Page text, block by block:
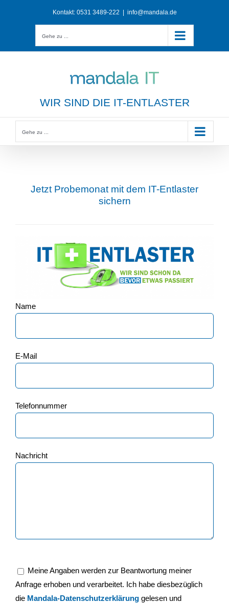
Kontakt: 0531 3489-222 info@mandala.de
Gehe zu ...
WIR SIND DIE IT-ENTLASTER
Gehe zu ...
Jetzt Probemonat mit dem IT-Entlaster
sichern
Name
E-Mail
Telefonnummer
Nachricht
Meine Angaben werden zur Beantwortung meiner
Anfrage erhoben und verarbeitet. Ich habe diesbezüglich
die Mandala-Datenschutzerklärung gelesen und